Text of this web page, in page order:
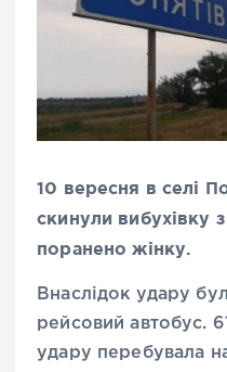
10 вересня в селі
скинули вибухівку
поранено жінку.
Внаслідок удару
рейсовий автобус.
удару перебувала